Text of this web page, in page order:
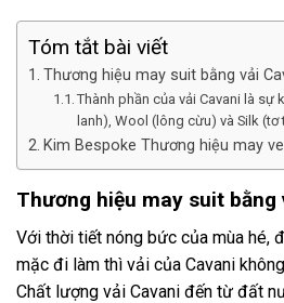
Tóm tắt bài viết
Thương hiệu may suit bằng vải
Thành phần của vải Cavani là sự
lanh), Wool (lông cừu) và Silk (tơ
Kim Bespoke Thương hiệu may
Thương hiệu may suit bằng
Với thời tiết nóng bức của mùa hé,
mặc đi làm thì vải của Cavani
Chất lượng vải Cavani đến từ đất